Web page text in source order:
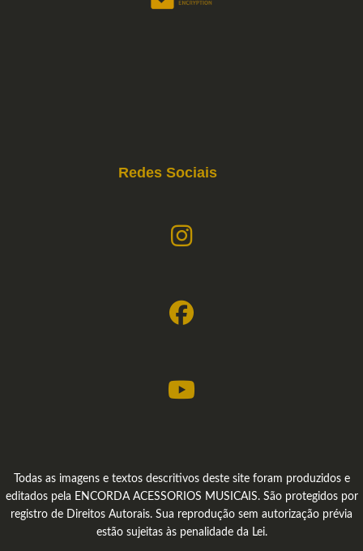
Redes Sociais
Todas as imagens e textos descritivos deste site foram produzidos e
editados pela ENCORDA ACESSORIOS MUSICAIS. São protegidos por
registro de Direitos Autorais. Sua reprodução sem autorização prévia
estão sujeitas às penalidade da Lei.